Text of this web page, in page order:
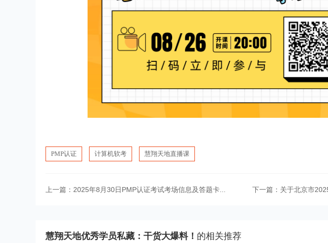
PMP认证 计算机软考 慧翔天地直播课
上一篇： 2025年8月30日PMP认证考试考场信息及答题卡... 下一篇： 关于北京市
慧翔天地优秀学员私藏：干货大爆料！ 的相关推荐